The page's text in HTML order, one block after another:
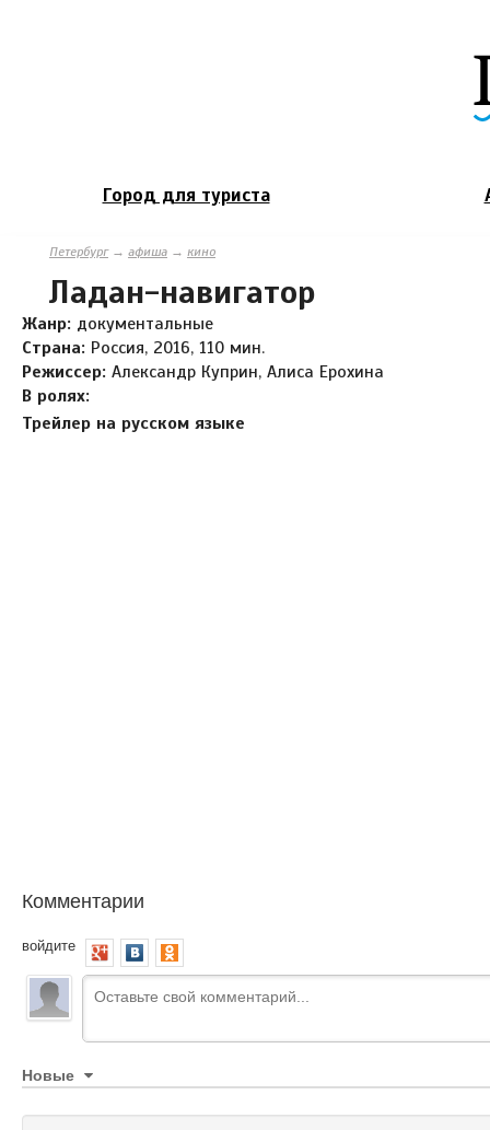
Город для туриста
Петербург→ афиша → кино
Ладан-навигатор
Жанр: документальные
Страна: Россия, 2016, 110 мин.
Режиссер: Александр Куприн, Алиса Ерохина
В ролях:
Трейлер на русском языке
Комментарии
войдите
Новые